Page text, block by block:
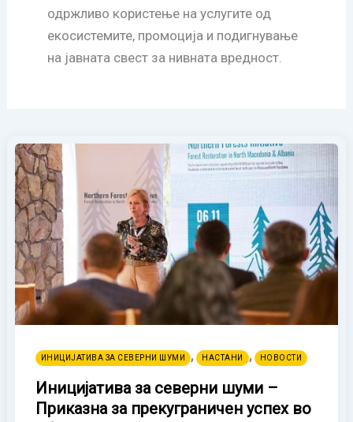
одржливо користење на услугите од
екосистемите, промоција и подигнување
на јавната свест за нивната вредност.
ИНИЦИЈАТИВА ЗА СЕВЕРНИ ШУМИ , НАСТАНИ , НОВОСТИ
Иницијатива за северни шуми –
Приказна за прекуграничен успех во